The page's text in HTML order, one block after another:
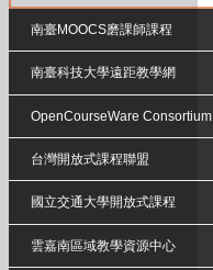
南臺MOOCS磨課師課程
南臺科技大學遠距教學網
OpenCourseWare Consortium
台灣開放式課程聯盟
國立交通大學開放式課程
雲嘉南區域教學資源中心